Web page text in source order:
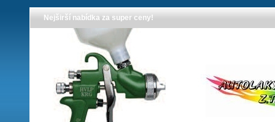
Nejširší nabídka za super ceny!